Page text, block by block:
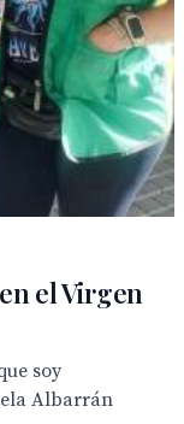
el Virgen
soy
Albarrán